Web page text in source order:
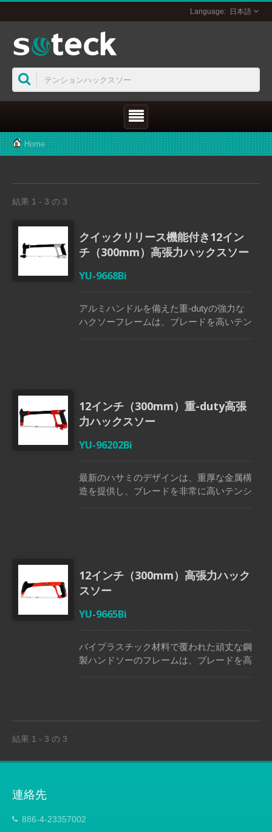
日本語
Home
結果 1 - 3 の 3
クイックリリース機能付き12イン
チ（300mm）高張力ハックスソー
YU-9668Bi
アルミハンドルを備えた重-dutyの強力な
ハクソーフレームは、ブレードを高いテン
度、135度、180度の位置に簡単に回転さ
せることができます。 クイックリリース
機能により、ブレードの交換が簡単にな
り、テンションメモリを保持することで、
えて5枚の刃を収納できます。
12インチ（300mm）重-duty高張
力ハックスソー
YU-96202Bi
最新のハサミのデザインは、重厚な金属構
造を提供し、ブレードを非常に高いテンシ
ユーザーはネジノブを回すだけで簡単にテ
ンションを調整できます。 頑丈な鉄製チ
ューブは、最大5枚のブレードを便利に収
納できます。 0 45度の刃角度により、垂
制御性を向上させます。
12インチ（300mm）高張力ハック
スソー
YU-9665Bi
バイプラスチック材料で覆われた頑丈な鋼
製ハンドソーのフレームは、ブレードを高
レードが1枚含まれています。
結果 1 - 3 の 3
連絡先
886-4-23357002